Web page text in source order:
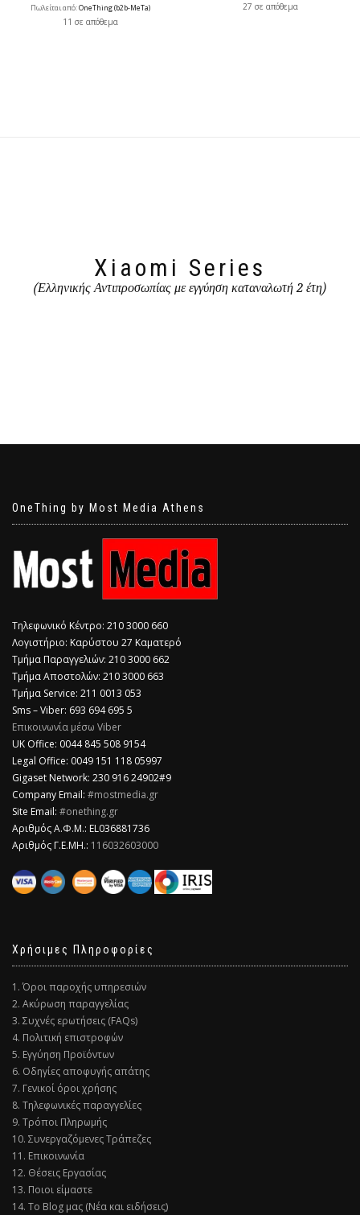
Πωλείται από:OneThing (b2b-MeTa)
11 σε απόθεμα
27 σε απόθεμα
Xiaomi Series
(Ελληνικής Αντιπροσωπίας με εγγύηση καταναλωτή 2 έτη)
OneThing by Most Media Athens
Τηλεφωνικό Κέντρο: 210 3000 660
Λογιστήριο: Καρύστου 27 Καματερό
Τμήμα Παραγγελιών: 210 3000 662
Τμήμα Αποστολών: 210 3000 663
Τμήμα Service: 211 0013 053
Sms – Viber: 693 694 695 5
Επικοινωνία μέσω Viber
​UK Office: 0044 845 508 9154
Legal Office: 0049 151 118 05997
Gigaset Network: 230 916 24902#9
Company Email: #mostmedia.gr
Site Email: #onething.gr
Αριθμός Α.Φ.Μ.: EL036881736
Αριθμός Γ.Ε.ΜΗ.: 116032603000
Χρήσιμες Πληροφορίες
1. Όροι παροχής υπηρεσιών
2. Ακύρωση παραγγελίας
3. Συχνές ερωτήσεις (FAQs)
4. Πολιτική επιστροφών
5. Εγγύηση Προϊόντων
6. Οδηγίες αποφυγής απάτης
7. Γενικοί όροι χρήσης
8. Τηλεφωνικές παραγγελίες
9. Τρόποι Πληρωμής
10. Συνεργαζόμενες Τράπεζες
11. Επικοινωνία
12. Θέσεις Εργασίας
13. Ποιοι είμαστε
14. Το Blog μας (Νέα και ειδήσεις)